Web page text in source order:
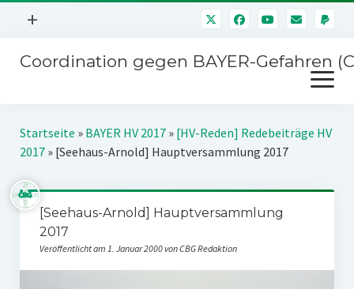
Menü
+
Mitmachen
Über uns
Kontakt
Impressum
Störfälle
Coordination gegen BAYER-Gefahren
Menü
öffnen
Kampagnen
BAYER-Hauptversammlungen
Stichwort BAYER
Jahrestagung
Startseite » BAYER HV 2017» [HV-Reden] Redebeiträge HV
2017» [Seehaus-Arnold] Hauptversammlung 2017
[Seehaus-Arnold] Hauptversammlung
2017
Veröffentlicht am 1. Januar 2000 von CBG Redaktion